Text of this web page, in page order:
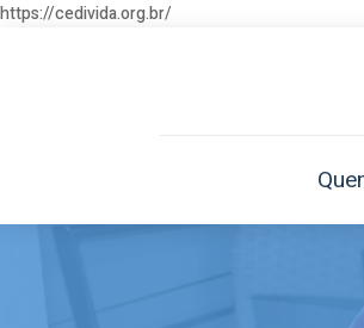
https://cedivida.org.br/